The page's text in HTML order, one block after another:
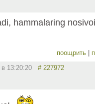
hammalaring
поощрить
в 13:20:20 # 227972